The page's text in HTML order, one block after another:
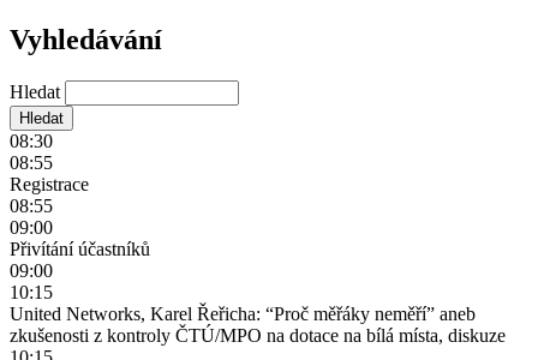
Vyhledávání
Hledat
08:30
08:55
Registrace
08:55
09:00
Přivítání účastníků
09:00
10:15
United Networks, Karel Řeřicha: “Proč měřáky neměří” aneb
zkušenosti z kontroly ČTÚ/MPO na dotace na bílá místa, diskuze